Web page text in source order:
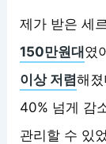
제가 받은 세
150만원대였
이상 저렴해
40% 넘게 감
관리할 수 있